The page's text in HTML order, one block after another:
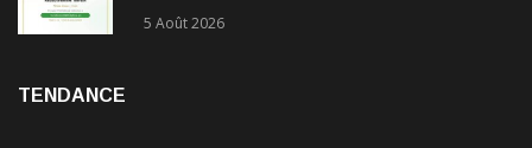
5 Août 2026
TENDANCE